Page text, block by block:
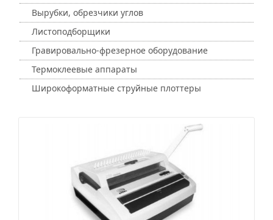
Вырубки, обрезчики углов
Листоподборщики
Гравировально-фрезерное оборудование
Термоклеевые аппараты
Широкоформатные струйные плоттеры